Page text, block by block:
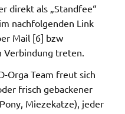
direkt als „Standfee“
nachfolgenden Link
Mail [6] bzw
treten.
Orga Team freut sich
frisch gebackener
Miezekatze), jeder